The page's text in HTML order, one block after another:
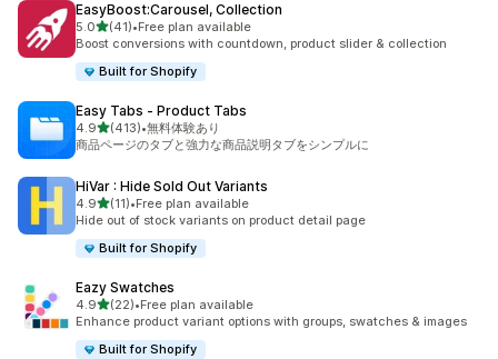
EasyBoost:Carousel, Collection
5.05つ星中
(41)
合計レビュー数：41件
•Free plan available
Boost conversions with countdown, product slider & collection
Built for Shopify
Easy Tabs ‑ Product Tabs
4.95つ星中
(413)
合計レビュー数：413件
•無料体験あり
商品ページのタブと強力な商品説明タブをシンプルに
HiVar : Hide Sold Out Variants
4.95つ星中
(11)
合計レビュー数：11件
•Free plan available
Hide out of stock variants on product detail page
Built for Shopify
Eazy Swatches
4.95つ星中
(22)
合計レビュー数：22件
•Free plan available
Enhance product variant options with groups, swatches & images
Built for Shopify